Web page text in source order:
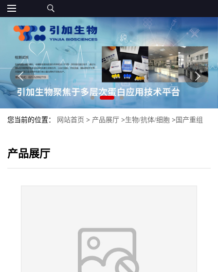
您当前的位置： 网站首页 > 产品展厅 >生物/抗体/细胞 >国产重组
产品展厅